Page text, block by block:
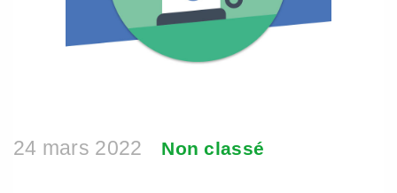
24 mars 2022 Non classé